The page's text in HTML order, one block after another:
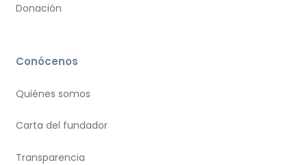
Donación
Conócenos
Quiénes somos
Carta del fundador
Transparencia